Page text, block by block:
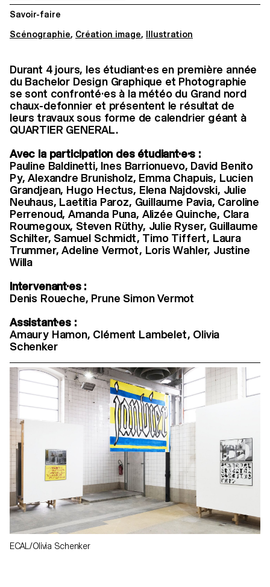
Savoir-faire
Scénographie, Création image, Illustration
Durant 4 jours, les étudiant·es en première année
du Bachelor Design Graphique et Photographie
se sont confronté·es à la météo du Grand nord
chaux-defonnier et présentent le résultat de
leurs travaux sous forme de calendrier géant à
QUARTIER GENERAL.
Avec la participation des étudiant·e·s :
Pauline Baldinetti, Ines Barrionuevo, David Benito
Py, Alexandre Brunisholz, Emma Chapuis, Lucien
Grandjean, Hugo Hectus, Elena Najdovski, Julie
Neuhaus, Laetitia Paroz, Guillaume Pavia, Caroline
Perrenoud, Amanda Puna, Alizée Quinche, Clara
Roumegoux, Steven Rüthy, Julie Ryser, Guillaume
Schilter, Samuel Schmidt, Timo Tiffert, Laura
Trummer, Adeline Vermot, Loris Wahler, Justine
Willa
Intervenant·es :
Denis Roueche, Prune Simon Vermot
Assistant·es :
Amaury Hamon, Clément Lambelet, Olivia
Schenker
ECAL/Olivia Schenker